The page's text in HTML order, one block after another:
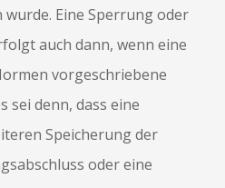
Eine Sperrung oder
auch dann, wenn eine
vorgeschriebene
sei denn, dass eine
Speicherung der
oder eine